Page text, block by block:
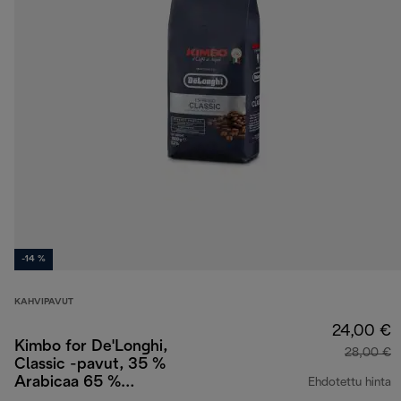
-14 %
KAHVIPAVUT
Kimbo for De'Longhi,
Classic -pavut, 35 %
Arabicaa 65 %
24,00 €
28,00 €
Ehdotettu hinta